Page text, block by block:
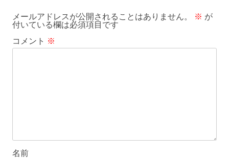
メールアドレスが公開されることはありません。
※ が
付いている欄は必須項目です
コメント ※
名前